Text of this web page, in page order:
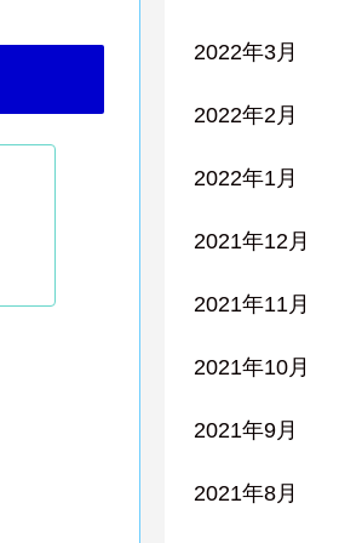
2022年3月
2022年2月
2022年1月
2021年12月
2021年11月
2021年10月
2021年9月
2021年8月